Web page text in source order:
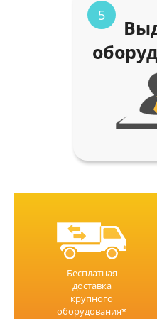
5
Бесплатная
доставка
крупного
оборудования*